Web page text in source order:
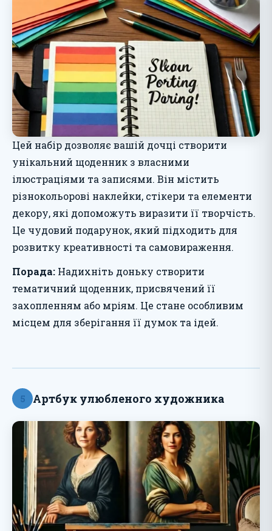
Цей набір дозволяє вашій дочці створити
унікальний щоденник з власними
ілюстраціями та записями. Він містить
різнокольорові наклейки, стікери та елементи
декору, які допоможуть виразити її творчість.
Це чудовий подарунок, який підходить для
розвитку креативності та самовираження.
Порада: Надихніть доньку створити
тематичний щоденник, присвячений її
захопленням або мріям. Це стане особливим
місцем для зберігання її думок та ідей.
5 Артбук улюбленого художника